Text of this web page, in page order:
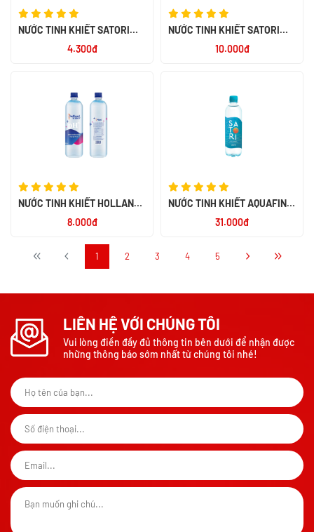
NƯỚC TINH KHIẾT SATORI
4.300đ
NƯỚC TINH KHIẾT SATORI
10.000đ
NƯỚC TINH KHIẾT HOLLAND
8.000đ
NƯỚC TINH KHIẾT AQUAFINA
31.000đ
1 2 3 4 5
LIÊN HỆ VỚI CHÚNG TÔI
Vui lòng điền đầy đủ thông tin bên dưới để nhận được
những thông báo sớm nhất từ chúng tôi nhé!